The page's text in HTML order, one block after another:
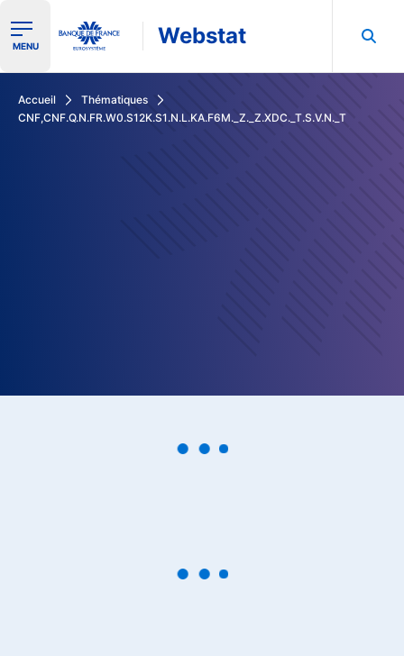
Ouvrir le menu de navigation
MENU Webstat
Accueil
Thématiques
CNF,CNF.Q.N.FR.W0.S12K.S1.N.L.KA.F6M._Z._Z.XDC._T.S.V.N._T